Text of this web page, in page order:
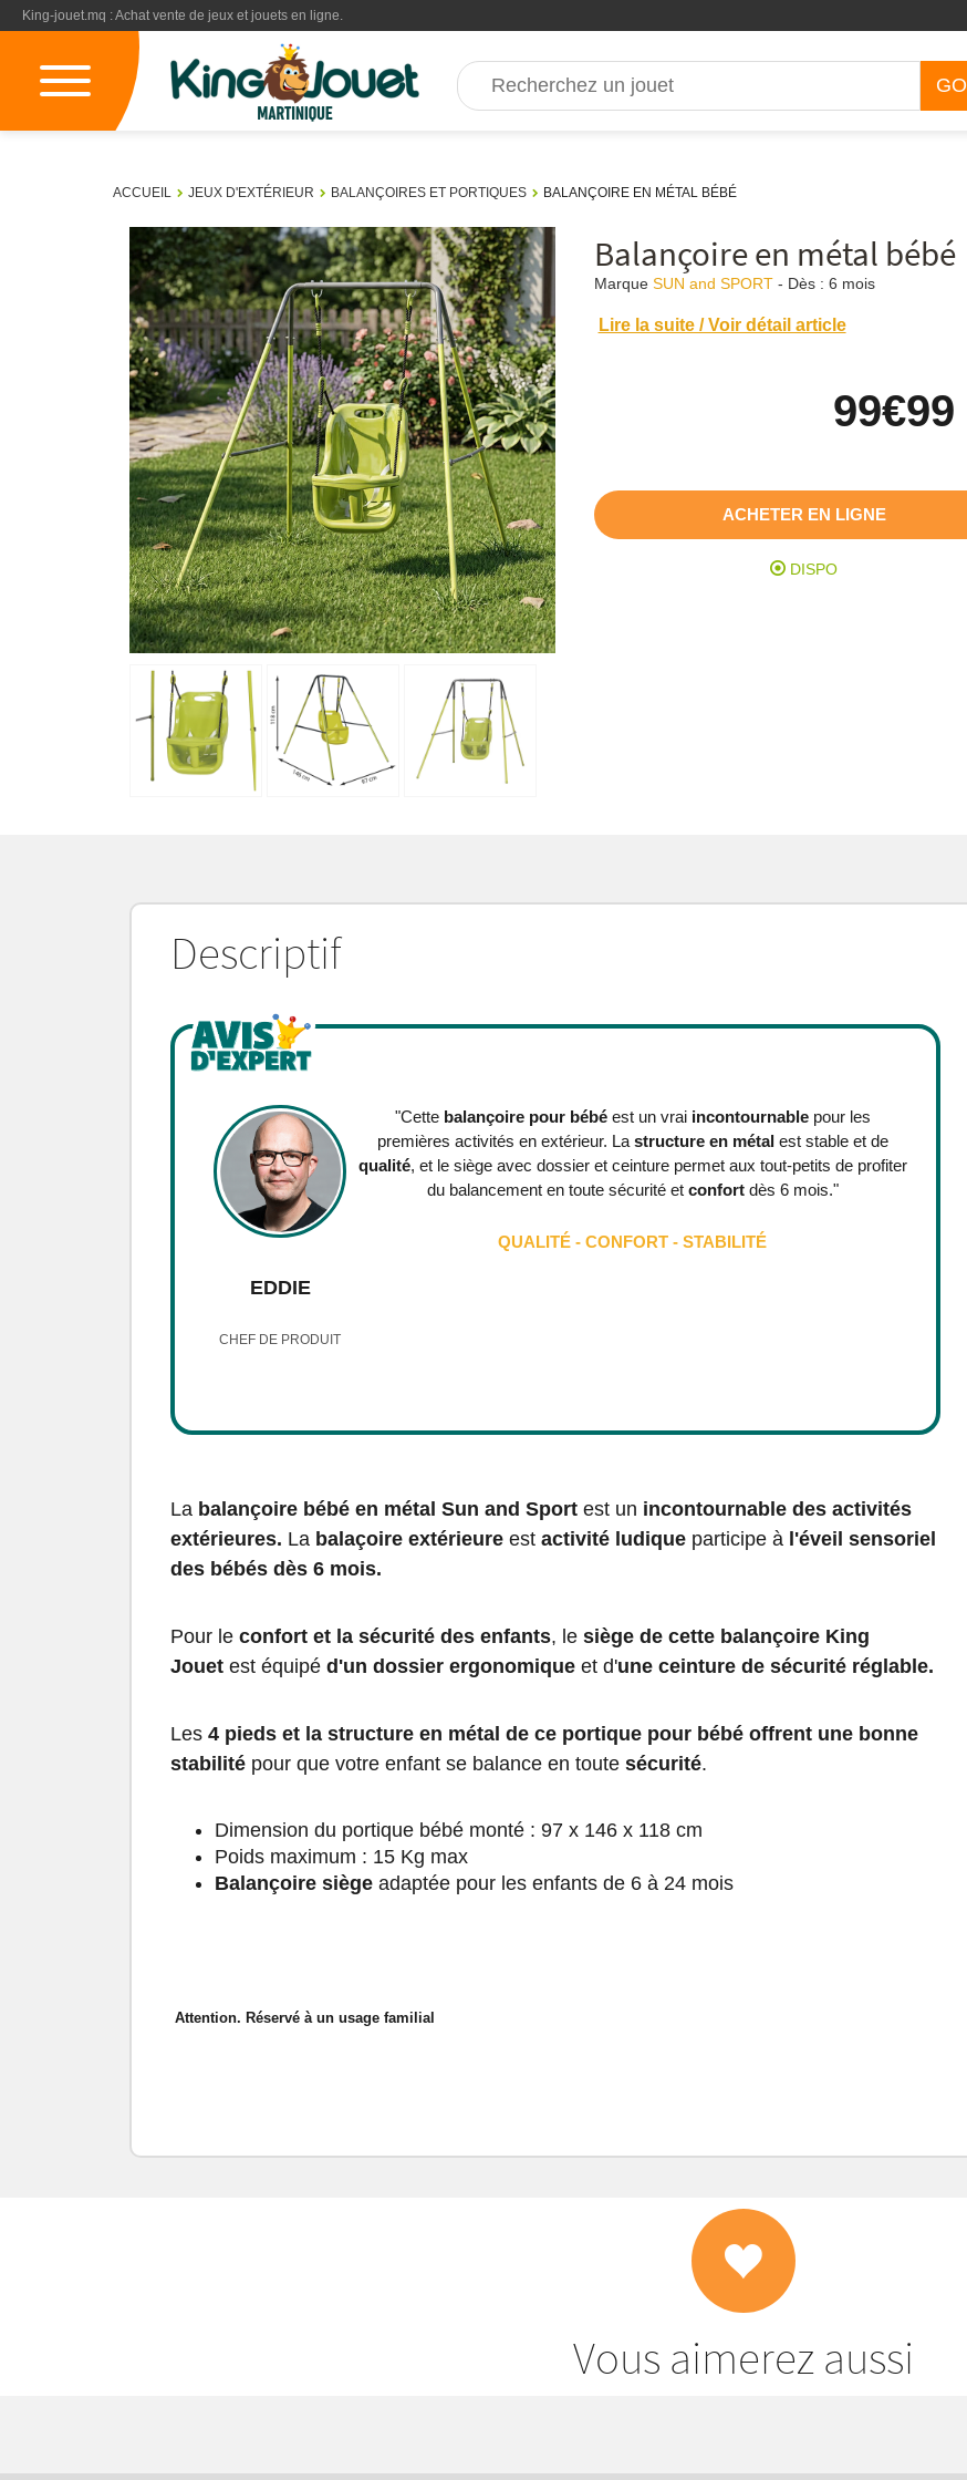
King-jouet.mq : Achat vente de jeux et jouets en ligne.
GO
ACCUEIL JEUX D'EXTÉRIEUR BALANÇOIRES ET PORTIQUES BALANÇOIRE EN MÉTAL BÉBÉ
Balançoire en métal bébé
Marque SUN and SPORT - Dès :6 mois
Lire la suite / Voir détail article
99€99
ACHETER EN LIGNE
DISPO
Descriptif
EDDIE
CHEF DE PRODUIT
"Cette balançoire pour bébéest un vrai incontournablepour les
premières activités en extérieur. La structure en métalest stable et de
qualité, et le siège avec dossier et ceinture permet aux tout-petits de profiter
du balancement en toute sécurité et confortdès 6 mois."
QUALITÉ - CONFORT - STABILITÉ
La balançoire bébé en métal Sun and Sport est un incontournable des activités
extérieures. La balaçoire extérieure est activité ludique participe à l'éveil sensoriel
des bébés dès 6 mois.
Pour le confort et la sécurité des enfants, le siège de cette balançoire King
Jouet est équipé d'un dossier ergonomique et d'une ceinture de sécurité réglable.
Les 4 pieds et la structure en métal de ce portique pour bébé offrent une bonne
stabilité pour que votre enfant se balance en toute sécurité.
Dimension du portique bébé monté : 97 x 146 x 118 cm
Poids maximum : 15 Kg max
Balançoire siège adaptée pour les enfants de 6 à 24 mois
Attention. Réservé à un usage familial
Vous aimerez aussi